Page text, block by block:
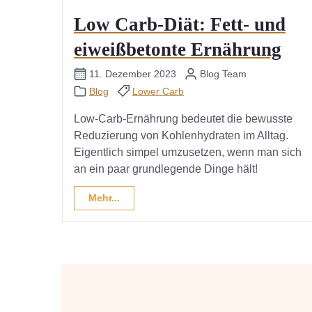
Low Carb-Diät: Fett- und
eiweißbetonte Ernährung
11. Dezember 2023
Blog Team
Blog
Lower Carb
Low-Carb-Ernährung bedeutet die bewusste
Reduzierung von Kohlenhydraten im Alltag.
Eigentlich simpel umzusetzen, wenn man sich
an ein paar grundlegende Dinge hält!
Mehr...